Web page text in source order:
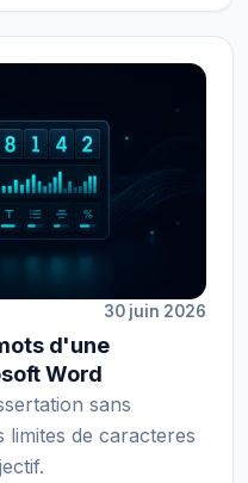
30 juin 2026
d'une
Word
sans
de caracteres